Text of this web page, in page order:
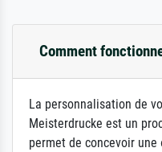
Comment
La personnalisation de
Meisterdrucke est un
permet de concevoir